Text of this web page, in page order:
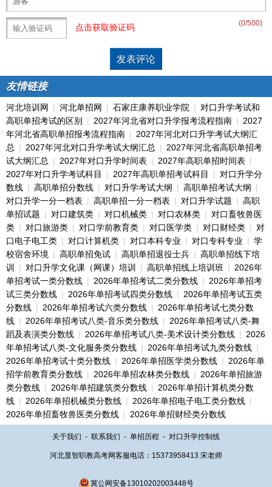
(0/500)
点击获取验证码
友情链接
河北培训网 | 河北单招网 | 石家庄康养职业学院 | 对口升学考试和
高职单招考试的区别
| 2027年河北省对口升学报考流程指南 | 2027
年河北省高职单招报考流程指南 | 2027年河北对口升学考试大纲汇
总 | 2027年河北对口升学考试大纲汇总 | 2027年河北省高职单招考
试大纲汇总 | 2027年对口升学时间表 | 2027年高职单招时间表 |
2027年对口升学考试科目
| 2027年高职单招考试科目 | 对口升学分
数线 | 高职单招分数线 | 对口升学考试大纲 | 高职单招考试大纲 |
对口升学一分一档表 | 高职单招一分一档表 | 对口升学试题 | 高职
单招试题 | 对口建筑类 | 对口机械类 | 对口农林类 | 对口畜牧兽医
类 | 对口旅游类 | 对口学前教育类 | 对口医学类 | 对口财经类 | 对
口电子电工类 | 对口计算机类 | 对口本科专业 | 对口专科专业 | 学
校宿舍环境 | 高职单招免试 | 高职单招退役士兵 | 高职单招线下培
训
| 对口升学文化课（网课）培训 | 高职单招线上培训班 | 2026年
单招考试一类分数线 | 2026年单招考试二类分数线 | 2026年单招考
试三类分数线 | 2026年单招考试四类分数线 | 2026年单招考试五类
分数线 | 2026年单招考试六类分数线 | 2026年单招考试七类分数
线 | 2026年单招考试八类-音乐类分数线 | 2026年单招考试八类-舞
蹈及表演类分数线 | 2026年单招考试八类-美术设计类分数线 | 2026
年单招考试八类-文化服务类分数线 | 2026年单招考试九类分数线 |
2026年单招考试十类分数线 | 2026年单招医学类分数线 | 2026年单
招学前教育类分数线 | 2026年单招农林类分数线 | 2026年单招旅游
类分数线 | 2026年单招建筑类分数线 | 2026年单招计算机类分数
线 | 2026年单招机械类分数线 | 2026年单招电子电工类分数线 |
2026年单招畜牧兽医类分数线 | 2026年单招财经类分数线
关于我们 - 联系我们 - 单招历程 - 对口升学控制线
河北显智职教高考网客服电话：15373958413 宋老师
冀公网安备13010202003448号